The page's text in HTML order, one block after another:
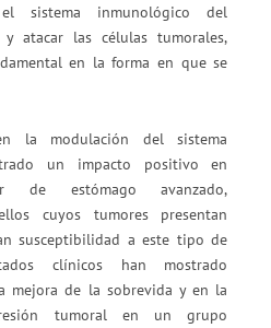
sistema inmunológico del
atacar las células tumorales,
en la forma en que se
la modulación del sistema
un impacto positivo en
de estómago avanzado,
cuyos tumores presentan
susceptibilidad a este tipo de
clínicos han mostrado
mejora de la sobrevida y en la
tumoral en un grupo